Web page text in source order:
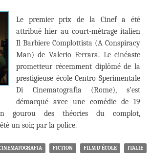
Le premier prix de la Cinef a été
attribué hier au court-métrage italien
Il Barbiere Complottista (A Conspiracy
Man) de Valerio Ferrara. Le cinéaste
prometteur récemment diplômé de la
prestigieuse école Centro Sperimentale
Di Cinematografia (Rome), s’est
démarqué avec une comédie de 19
gourou des théories du complot,
un soir, par la police.
FICTION FILM D'ÉCOLE ITALIE